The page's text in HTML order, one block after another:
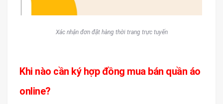
Xác nhận đơn đặt hàng thời trang trực tuyến
Khi nào cần ký hợp đồng mua bán quần áo
online?